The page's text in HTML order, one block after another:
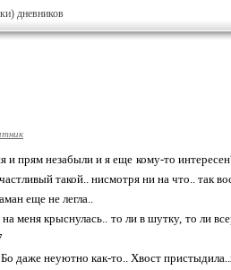
дневников
и прям незабыли и я еще кому-то
такой.. нисмотря ни на что.. так
еще не легла..
меня крыснулась.. то ли в шутку, то ли
даже неуютно как-то.. Хвост